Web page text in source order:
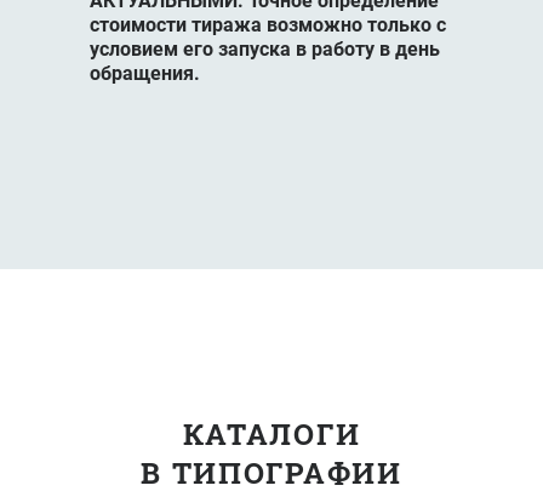
стоимости тиража возможно только с
условием его запуска в работу в день
обращения.
КАТАЛОГИ
В ТИПОГРАФИИ